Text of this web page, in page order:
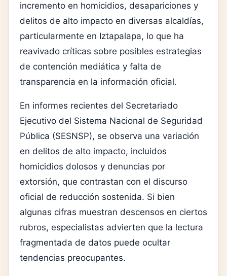
incremento en homicidios, desapariciones y
delitos de alto impacto en diversas alcaldías,
particularmente en Iztapalapa, lo que ha
reavivado críticas sobre posibles estrategias
de contención mediática y falta de
transparencia en la información oficial.
En informes recientes del Secretariado
Ejecutivo del Sistema Nacional de Seguridad
Pública (SESNSP), se observa una variación
en delitos de alto impacto, incluidos
homicidios dolosos y denuncias por
extorsión, que contrastan con el discurso
oficial de reducción sostenida. Si bien
algunas cifras muestran descensos en ciertos
rubros, especialistas advierten que la lectura
fragmentada de datos puede ocultar
tendencias preocupantes.